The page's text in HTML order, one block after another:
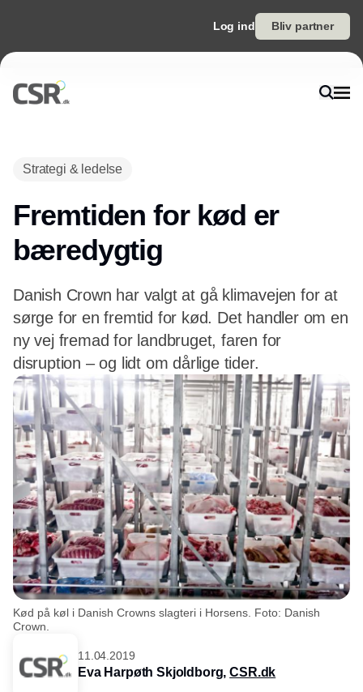
Log ind Bliv partner
Strategi & ledelse
Fremtiden for kød er
bæredygtig
Danish Crown har valgt at gå klimavejen for at
sørge for en fremtid for kød. Det handler om en
ny vej fremad for landbruget, faren for
disruption – og lidt om dårlige tider.
Kød på køl i Danish Crowns slagteri i Horsens. Foto: Danish
Crown.
11.04.2019
Eva Harpøth Skjoldborg,CSR.dk